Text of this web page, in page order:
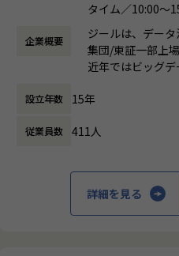
します。クライアントの要望に
ムの企画、設計、実装まで、プ
って頂きます。
●主に要件定義からテストまで
のコミュニケーション能力など
●エンドユーザー様と直接やり
【ポジションの魅力】
●北海道拠点でも顧客は東京本
とした企業様のデータやDX推
タイム／10:00～
労働時間)／9:00～
働き方：フレッ
時間外労働の有
休憩時間： 60分
企業概要
ジールは、デー
集団/東証一部上
近年ではビッグ
する立場にスコー
顧客の大半は大手
■Mission：専門
設立年数 15年
従業員数 411人
詳細を見る